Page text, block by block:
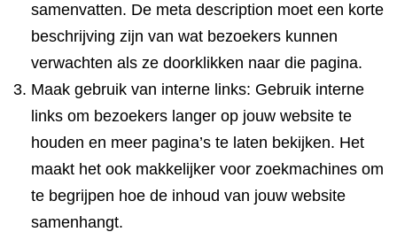
samenvatten. De meta description moet een korte
beschrijving zijn van wat bezoekers kunnen
verwachten als ze doorklikken naar die pagina.
Maak gebruik van interne links: Gebruik interne
links om bezoekers langer op jouw website te
houden en meer pagina’s te laten bekijken. Het
maakt het ook makkelijker voor zoekmachines om
te begrijpen hoe de inhoud van jouw website
samenhangt.